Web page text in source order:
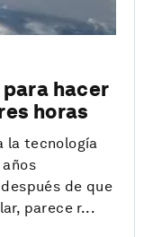
hacer
horas
la tecnología
de que
parece r...